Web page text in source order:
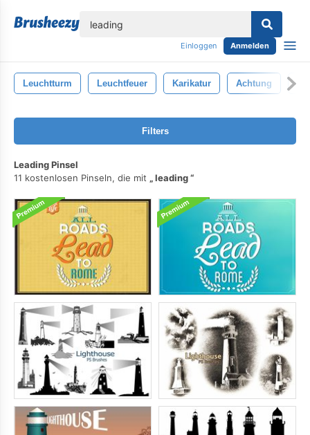
Einloggen Anmelden
Leuchtturm Leuchtfeuer Karikatur Achtung
Filters
Leading Pinsel
11 kostenlosen Pinseln, die mit
leading